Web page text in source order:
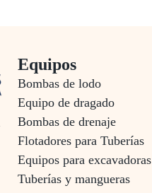
Equipos
Bombas de lodo
Equipo de dragado
Bombas de drenaje
Flotadores para Tuberías
Equipos para excavadoras
Tuberías y mangueras